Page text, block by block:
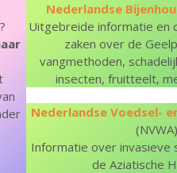
Nederlandse
Uitgebreide informatie en
zaken over de
vangmethoden,
insecten, fruitteelt,
Nederlandse Voedsel-
(NVWA)
Informatie over invasieve
de Aziatische